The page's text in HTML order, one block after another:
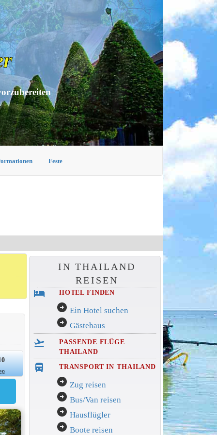
Feste
IN THAILAND
REISEN
hotel HOTEL FINDEN
arrow_circle_right Ein Hotel suchen
arrow_circle_right Gästehaus
flight_takeoff
PASSENDE FLÜGE
THAILAND
directions_bus_filled TRANSPORT IN THAILAND
arrow_circle_right Zug reisen
arrow_circle_right Bus/Van reisen
arrow_circle_right Hausflügler
arrow_circle_right Boote reisen